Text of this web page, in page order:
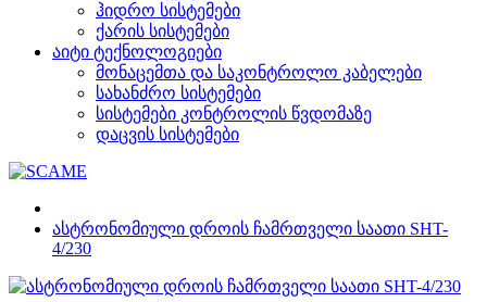
ჰიდრო სისტემები
ქარის სისტემები
აიტი ტექნოლოგიები
მონაცემთა და საკონტროლო კაბელები
სახანძრო სისტემები
სისტემები კონტროლის წვდომაზე
დაცვის სისტემები
ასტრონომიული დროის ჩამრთველი საათი SHT-
4/230